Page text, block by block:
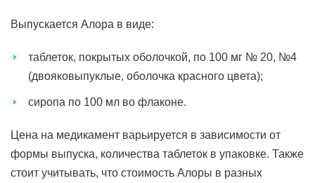
Выпускается Алора в виде:
таблеток, покрытых оболочкой, по 100 мг № 20, №4
(двояковыпуклые, оболочка красного цвета);
сиропа по 100 мл во флаконе.
Цена на медикамент варьируется в зависимости от
формы выпуска, количества таблеток в упаковке. Также
стоит учитывать, что стоимость Алоры в разных